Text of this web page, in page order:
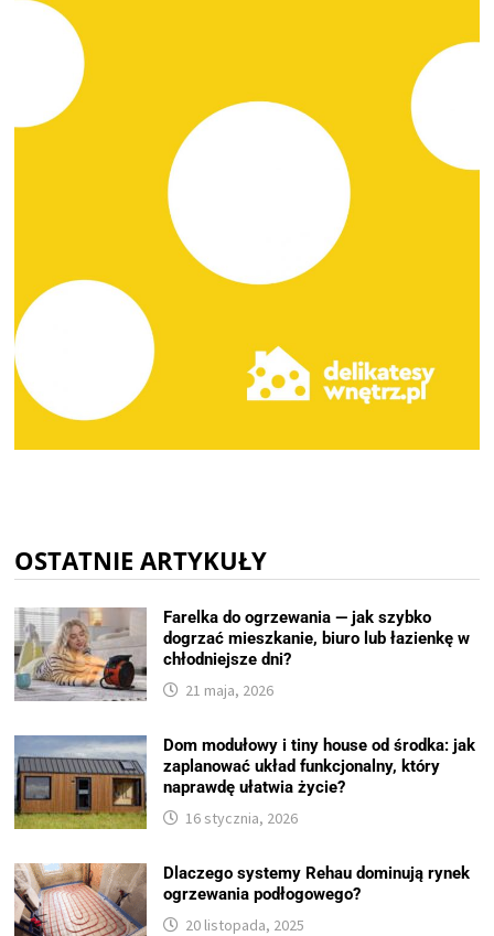
OSTATNIE ARTYKUŁY
Farelka do ogrzewania — jak szybko
dogrzać mieszkanie, biuro lub łazienkę w
chłodniejsze dni?
21 maja, 2026
Dom modułowy i tiny house od środka: jak
zaplanować układ funkcjonalny, który
naprawdę ułatwia życie?
16 stycznia, 2026
Dlaczego systemy Rehau dominują rynek
ogrzewania podłogowego?
20 listopada, 2025